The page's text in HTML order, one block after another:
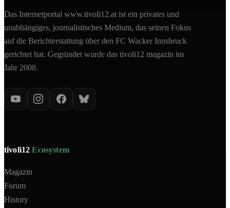
Das Internetportal www.tivoli12.at ist ein privates und
unabhängiges, journalistisches Medium, das seinen Fokus
auf die Berichterstattung über den FC Wacker Innsbruck
gerichtet hat. Gegründet wurde das tivoli12 magazin im
Jahr 2008.
tivoli12Ecosystem
Magazin
Forum
History